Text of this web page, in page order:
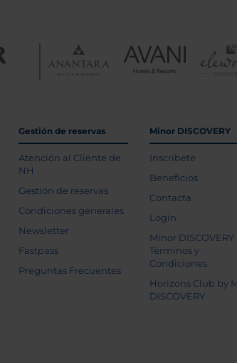
Gestión de reservas
Atención al Cliente de
NH
Gestión de reservas
Condiciones generales
Newsletter
Fastpass
Preguntas Frecuentes
Minor DISCOVERY
Inscríbete
Beneficios
Contacta
Login
Minor DISCOVERY
Términos y
Condiciones
Horizons Club by
DISCOVERY